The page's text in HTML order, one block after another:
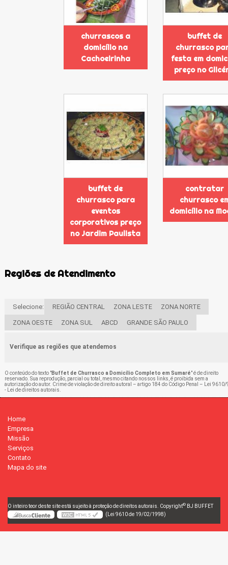
churrascos a
domicílio na
Cachoeirinha
buffet de
churrasco
festa em
preço no
buffet de
churrasco para
eventos
corporativos preço
no Jardim Paulista
contratar
churrasco
domicílio na
Regiões de Atendimento
Selecione: REGIÃO CENTRAL ZONA LESTE ZONA NORTE
ZONA OESTE ZONA SUL ABCD GRANDE SÃO PAULO
Verifique as regiões que atendemos
O conteúdo do texto "Buffet de Churrasco a Domicílio Completo em Sumaré" é de direito
reservado. Sua reprodução, parcial ou total, mesmo citando nossos links, é proibida sem a
autorização do autor. Crime de violação de direito autoral – artigo 184 do Código Penal –
Lei 9610/
- Lei de direitos autorais
Home
Empresa
Missão
Serviços
Contato
Mapa do site
O inteiro teor deste site está sujeito à proteção de direitos autorais. Copyright© BJ BUFFET
(Lei 9610 de 19/02/1998)